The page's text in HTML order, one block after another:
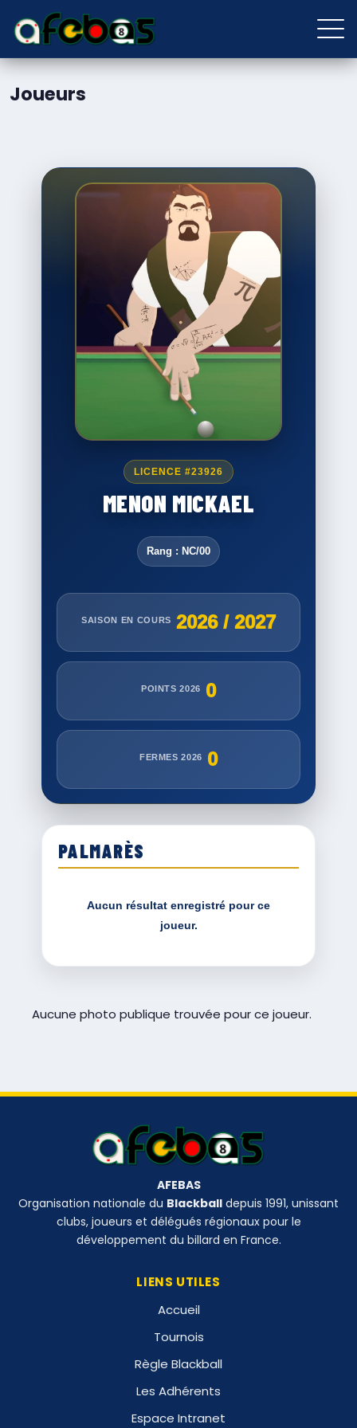
Joueurs
LICENCE #23926
MENON MICKAEL
Rang : NC/00
SAISON EN COURS 2026 / 2027
POINTS 2026 0
FERMES 2026 0
PALMARÈS
Aucun résultat enregistré pour ce
joueur.
Aucune photo publique trouvée pour ce joueur.
AFEBAS
Organisation nationale du Blackball depuis 1991, unissant
clubs, joueurs et délégués régionaux pour le
développement du billard en France.
LIENS UTILES
Accueil
Tournois
Règle Blackball
Les Adhérents
Espace Intranet